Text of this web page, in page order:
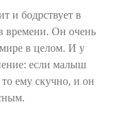
и бодрствует в
времени. Он очень
мире в целом. И у
если малыш
то ему скучно, и он